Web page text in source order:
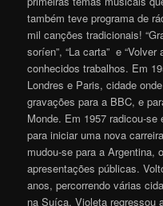
também teve programa de
mil canções tradicionais!
soríen”, “La carta” e
conhecidos trabalhos. Em
Londres e Paris, cidade
gravações para a BBC, e
Monde. Em 1957 radicou-
para iniciar uma nova
mudou-se para a Argentina,
apresentações públicas.
anos, percorrendo várias
na Suíça. Violeta regressou